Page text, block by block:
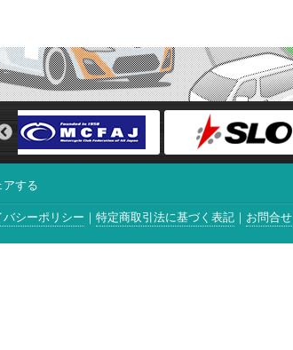
アする
バシーポリシー 特定商取引法に基づく表記 お問合せ